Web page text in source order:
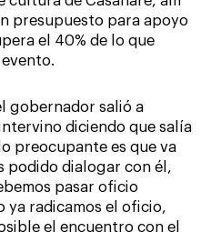
presupuesto para apoyo
el 40% de lo que
gobernador salió a
diciendo que salía
preocupante es que va
podido dialogar con él,
pasar oficio
ya radicamos el oficio,
el encuentro con el